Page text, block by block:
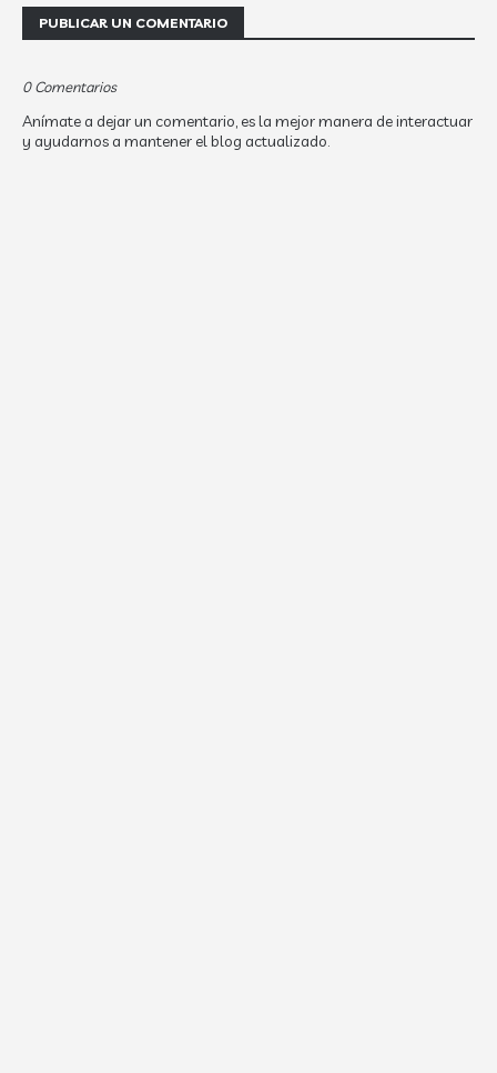
PUBLICAR UN COMENTARIO
0 Comentarios
Anímate a dejar un comentario, es la mejor manera de interactuar
y ayudarnos a mantener el blog actualizado.